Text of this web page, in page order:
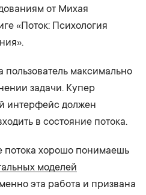
от Михая
«Поток: Психология
пользователь максимально
задачи. Купер
интерфейс должен
в состояние потока.
потока хорошо понимаешь
моделей
эта работа и призвана